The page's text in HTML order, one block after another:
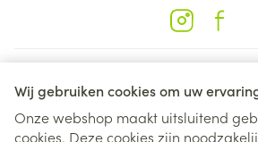
Wij gebruiken cookies om uw
Onze webshop maakt uitsluitend
cookies. Deze cookies zijn
Juridische links